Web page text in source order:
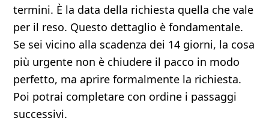
termini. È la data della richiesta quella che vale
per il reso. Questo dettaglio è fondamentale.
Se sei vicino alla scadenza dei 14 giorni, la cosa
più urgente non è chiudere il pacco in modo
perfetto, ma aprire formalmente la richiesta.
Poi potrai completare con ordine i passaggi
successivi.